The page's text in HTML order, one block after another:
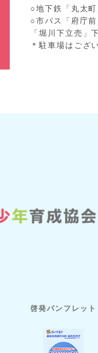
○地下鉄「丸太
○市バス「府庁
「堀川下立売」
＊駐車場はござ
啓発パンフレット